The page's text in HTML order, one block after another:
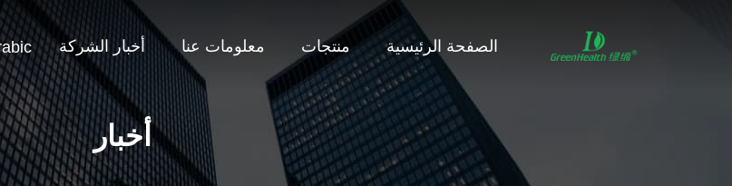
الصفحة الرئيسية منتجات معلومات عنا أخبار الشركة
أخبار